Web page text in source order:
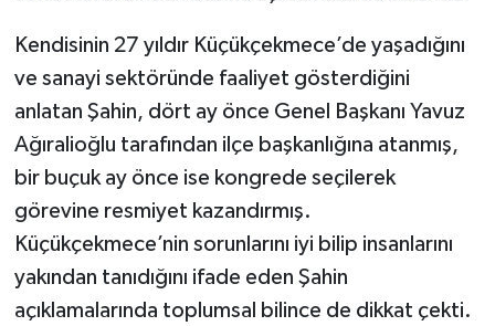
Kendisinin 27 yıldır Küçükçekmece’de yaşadığını
ve sanayi sektöründe faaliyet gösterdiğini
anlatan Şahin, dört ay önce Genel Başkanı Yavuz
Ağıralioğlu tarafından ilçe başkanlığına atanmış,
bir buçuk ay önce ise kongrede seçilerek
görevine resmiyet kazandırmış.
Küçükçekmece’nin sorunlarını iyi bilip insanlarını
yakından tanıdığını ifade eden Şahin
açıklamalarında toplumsal bilince de dikkat çekti.